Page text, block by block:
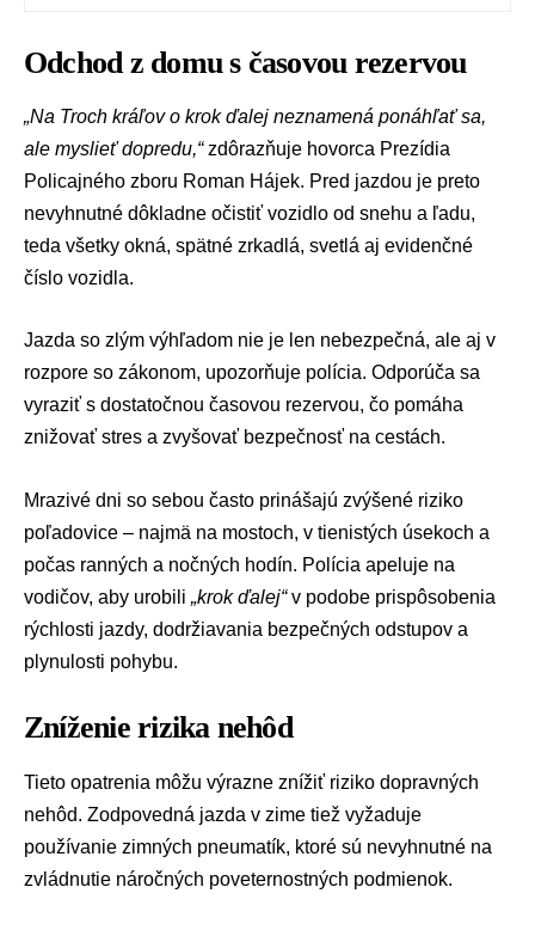
Odchod z domu s časovou rezervou
„Na Troch kráľov o krok ďalej neznamená ponáhľať sa,
ale myslieť dopredu,“zdôrazňuje hovorca Prezídia
Policajného zboru Roman Hájek. Pred jazdou je preto
nevyhnutné dôkladne očistiť vozidlo od snehu a ľadu,
teda všetky okná, spätné zrkadlá, svetlá aj evidenčné
číslo vozidla.
Jazda so zlým výhľadom nie je len nebezpečná, ale aj v
rozpore so zákonom, upozorňuje polícia. Odporúča sa
vyraziť s dostatočnou časovou rezervou, čo pomáha
znižovať stres a zvyšovať bezpečnosť na cestách.
Mrazivé dni so sebou často prinášajú zvýšené riziko
poľadovice – najmä na mostoch, v tienistých úsekoch a
počas ranných a nočných hodín. Polícia apeluje na
vodičov, aby urobili „krok ďalej“v podobe prispôsobenia
rýchlosti jazdy, dodržiavania bezpečných odstupov a
plynulosti pohybu.
Zníženie rizika nehôd
Tieto opatrenia môžu výrazne znížiť riziko dopravných
nehôd. Zodpovedná jazda v zime tiež vyžaduje
používanie zimných pneumatík, ktoré sú nevyhnutné na
zvládnutie náročných poveternostných podmienok.